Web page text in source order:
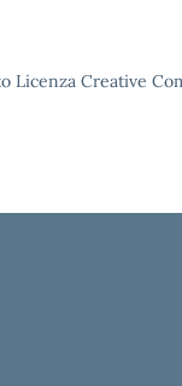
Licenza Creative